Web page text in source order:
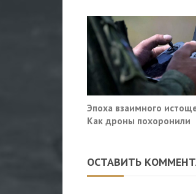
Эпоха взаимного
Как дроны похоронили
ОСТАВИТЬ